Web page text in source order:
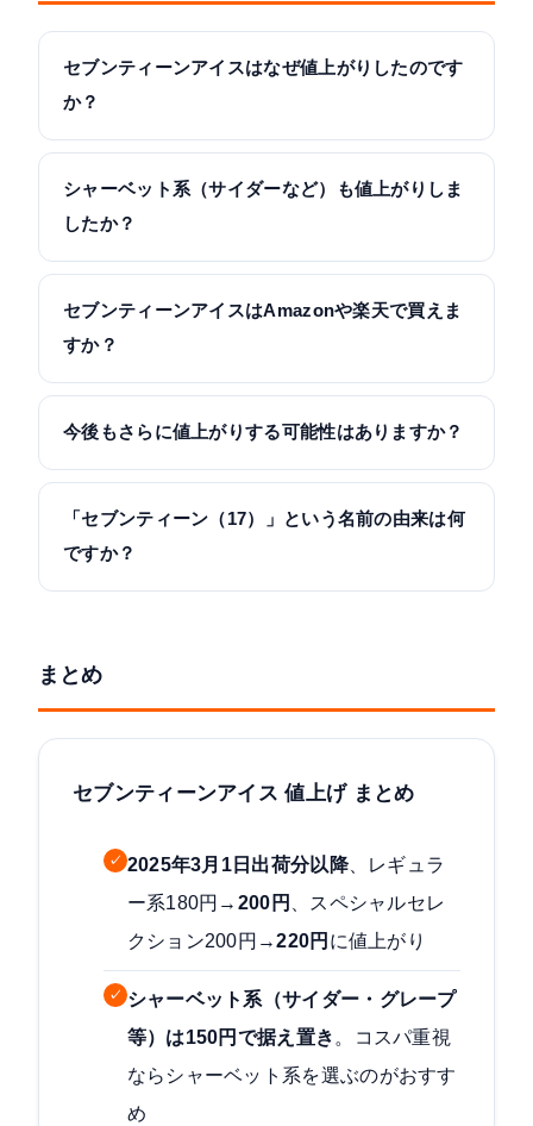
セブンティーンアイスはなぜ値上がりしたのです
か？
シャーベット系（サイダーなど）も値上がりしま
したか？
セブンティーンアイスはAmazonや楽天で買えま
すか？
今後もさらに値上がりする可能性はありますか？
「セブンティーン（17）」という名前の由来は何
ですか？
まとめ
セブンティーンアイス 値上げ まとめ
✓ 2025年3月1日出荷分以降、レギュラ
ー系180円→ 200円 、スペシャルセレ
クション200円→220円 に値上がり
✓ シャーベット系（サイダー・グレープ
等）は150円で据え置き。コスパ重視
ならシャーベット系を選ぶのがおすす
め